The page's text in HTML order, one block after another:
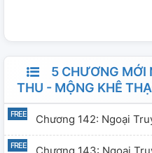
đệ nhất thiên hạ, Thẩm
ra sự cố mà rơi xuống vực.
qua nơi đó. Nhìn thấy
y bỗng nhiên nghĩ ra một
ngàn đời (thiên thu), ai có
5 CHƯƠNG MỚI
THU - MỘNG KHÊ
Chương 142: Ngoại